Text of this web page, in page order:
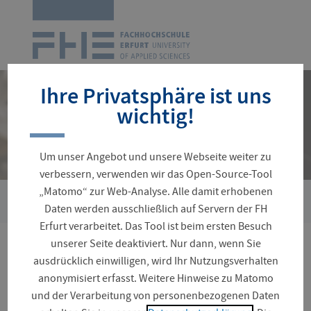
Navigation
überspringen
Sie
sind
hier:
Zentrale Einrichtungen › Zentrum für wissenschaftlichen
Zentrum für
wissenschaftlichen
Ihre Privatsphäre ist uns
wichtig!
Um unser Angebot und unsere Webseite weiter zu
verbessern, verwenden wir das Open-Source-Tool
„Matomo“ zur Web-Analyse. Alle damit erhobenen
Daten werden ausschließlich auf Servern der FH
Erfurt verarbeitet. Das Tool ist beim ersten Besuch
unserer Seite deaktiviert. Nur dann, wenn Sie
ausdrücklich einwilligen, wird Ihr Nutzungsverhalten
anonymisiert erfasst. Weitere Hinweise zu Matomo
und der Verarbeitung von personenbezogenen Daten